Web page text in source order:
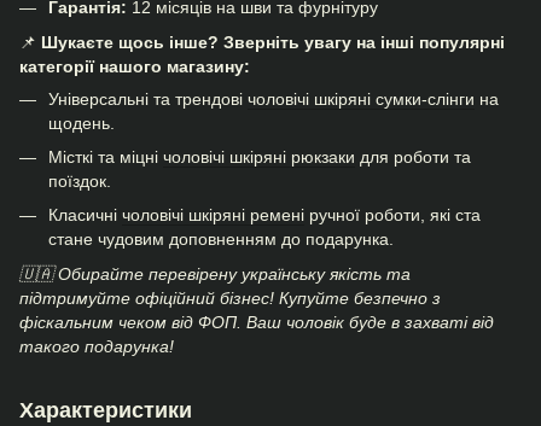
Гарантія: 12 місяців на шви та фурнітуру
📌 Шукаєте щось інше? Зверніть увагу на інші популярні
категорії нашого магазину:
Універсальні та трендові чоловічі шкіряні сумки-слінги на
щодень.
Місткі та міцні чоловічі шкіряні рюкзаки для роботи та
поїздок.
Класичні чоловічі шкіряні ремені ручної роботи, які ста
стане чудовим доповненням до подарунка.
🇺🇦 Обирайте перевірену українську якість та
підтримуйте офіційний бізнес! Купуйте безпечно з
фіскальним чеком від ФОП. Ваш чоловік буде в захваті від
такого подарунка!
Характеристики